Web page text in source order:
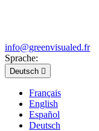
info@greenvisualed.fr
Sprache:
Deutsch 
Français
English
Español
Deutsch